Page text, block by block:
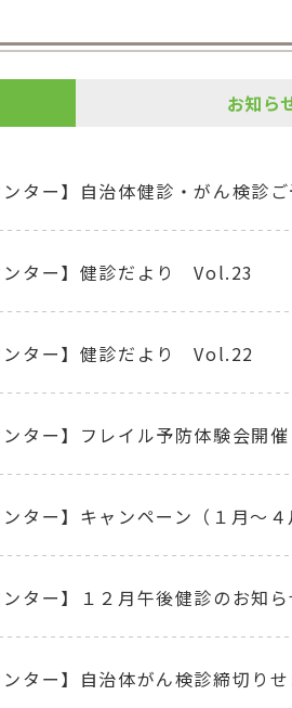
お知ら
ンター】自治体健診・がん検診ご
ンター】健診だより Vol.23
ンター】健診だより Vol.22
ンター】フレイル予防体験会開催
ンター】キャンペーン（１月～４
ンター】１２月午後健診のお知ら
ンター】自治体がん検診締切りせ